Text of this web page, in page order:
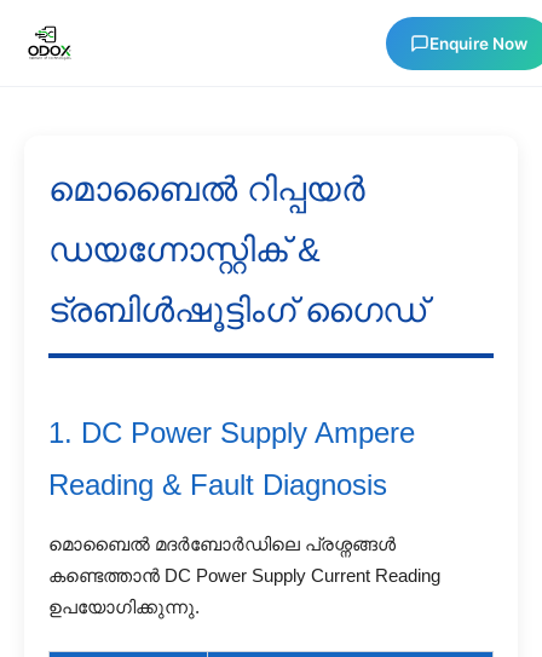
Enquire Now
Verify Certificates
Support
Gallery
മൊബൈൽ റിപ്പയർ
ഡയഗ്നോസ്റ്റിക് &
ട്രബിൾഷൂട്ടിംഗ് ഗൈഡ്
1. DC Power Supply Ampere
Reading & Fault Diagnosis
മൊബൈൽ മദർബോർഡിലെ പ്രശ്നങ്ങൾ
കണ്ടെത്താൻ DC Power Supply Current Reading
ഉപയോഗിക്കുന്നു.